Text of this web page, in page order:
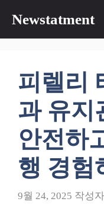
츠
Newstatment
피렐리
과 유지
안전하
행 경험
9월 24, 2025 작성